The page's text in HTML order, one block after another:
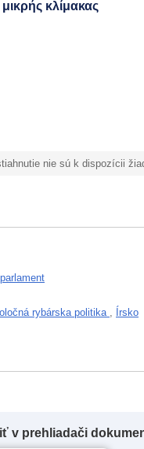
κλίμακας
nie sú k dispozícii
rybárska politika Írsko
v prehliadači